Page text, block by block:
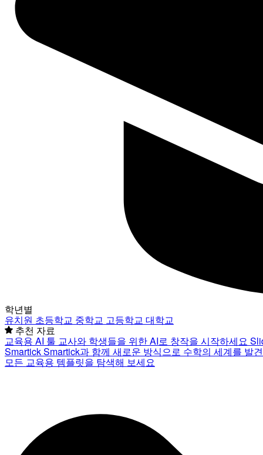
학년별
유치원 초등학교 중학교 고등학교 대학교
추천 자료
교육용 AI 툴 교사와 학생들을 위한 AI로 창작을 시작하세요
SmartickSmartick과 함께 새로운 방식으로 수학의 세계를 발
모든 교육용 템플릿을 탐색해 보세요